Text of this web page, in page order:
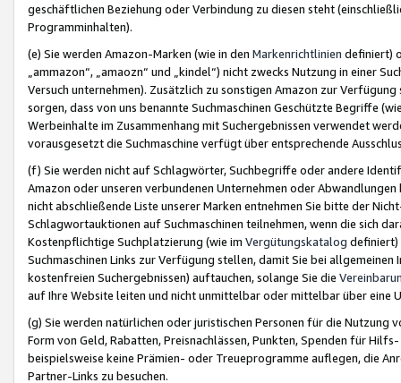
geschäftlichen Beziehung oder Verbindung zu diesen steht
Programminhalten).
(e) Sie werden Amazon-Marken (wie in den Markenrichtlinien definiert)
„ammazon“, „amaozn“ und „kindel“) nicht zwecks Nutzung in einer
Versuch unternehmen). Zusätzlich zu sonstigen Amazon zur
sorgen, dass von uns benannte Suchmaschinen Geschützte Begriffe
Werbeinhalte im Zusammenhang mit Suchergebnissen verwendet
vorausgesetzt die Suchmaschine verfügt über entsprechende
(f) Sie werden nicht auf Schlagwörter, Suchbegriffe oder andere
Amazon oder unseren verbundenen Unternehmen oder
nicht abschließende Liste unserer Marken entnehmen Sie bitte der
Schlagwortauktionen auf Suchmaschinen teilnehmen, wenn die sich
Kostenpflichtige Suchplatzierung (wie im Vergütungskatalog definiert)
Suchmaschinen Links zur Verfügung stellen, damit Sie bei
kostenfreien Suchergebnissen) auftauchen, solange Sie die
auf Ihre Website leiten und nicht unmittelbar oder mittelbar über eine
(g) Sie werden natürlichen oder juristischen Personen für die Nutzung
Form von Geld, Rabatten, Preisnachlässen, Punkten, Spenden für
beispielsweise keine Prämien- oder Treueprogramme auflegen, die
Partner-Links zu besuchen.